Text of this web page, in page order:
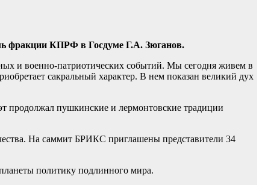
фракции КПРФ в Госдуме Г.А. Зюганов.
и военно-патриотических событий. Мы сегодня живем в
сакральный характер. В нем показан великий дух
продолжал пушкинские и лермонтовские традиции
На саммит БРИКС приглашены представители 34
политику подлинного мира.